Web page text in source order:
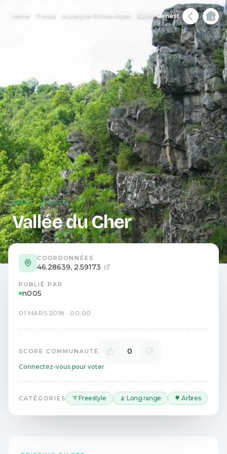
Home France Auvergne-Rhône-Alpes Saint-Genest
SAINT-GENEST
Vallée du Cher
COORDONNÉES
46.28639, 2.59173
PUBLIÉ PAR
n005
01 MARS 2018 · 00:00
SCORE COMMUNAUTÉ 0
Connectez-vous pour voter
CATÉGORIES ➰ Freestyle 📡 Long range 🌳 Arbres